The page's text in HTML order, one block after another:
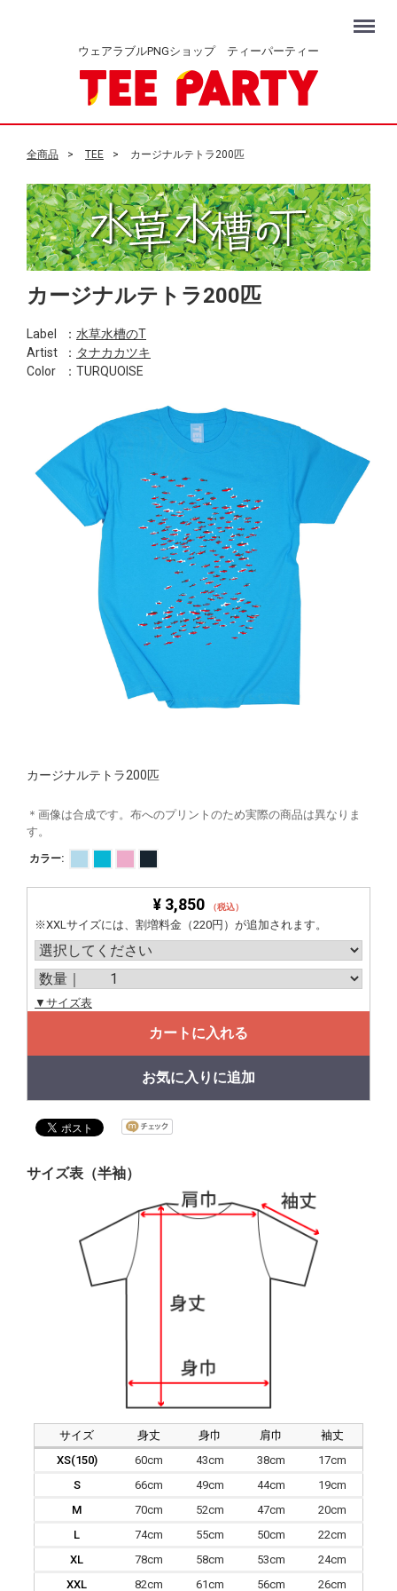
ウェアラブルPNGショップ ティーパーティー
Menu
全商品 TEE カージナルテトラ200匹
カージナルテトラ200匹
Label ： 水草水槽のT
Artist
： タナカカツキ
Color
：TURQUOISE
カージナルテトラ200匹
＊画像は合成です。布へのプリントのため実際の商品は異なりま
す。
カラー:
¥ 3,850 （税込）
※XXLサイズには、割増料金（220円）が追加されます。
▼サイズ表
カートに入れる
お気に入りに追加
サイズ表（半袖）
サイズ 身丈 身巾 肩巾
袖丈
XS(150)
60cm 43cm 38cm
17cm
S
66cm 49cm 44cm
19cm
M
70cm 52cm 47cm
20cm
L
74cm 55cm 50cm
22cm
XL
78cm 58cm 53cm
24cm
XXL
82cm 61cm 56cm 26cm